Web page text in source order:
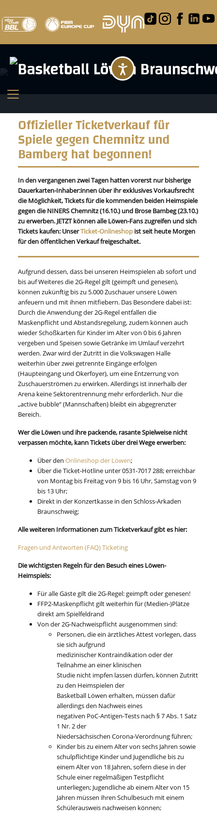
Offizieller Ticketverkauf für
Spiele gegen Chemnitz und
Bamberg hat begonnen!
In den vergangenen zwei Tagen hatten vorerst nur bisherige
Dauerkarten-Inhaber:innen über ihr exklusives Vorkaufsrecht
die Möglichkeit, Tickets für die kommenden beiden Heimspiele
gegen die NINERS Chemnitz (16.10.) und Brose Bambeg (23.10.)
zu erwerben. JETZT können alle Löwen-Fans zugreifen und sich
Tickets kaufen: UnserTicket-Onlineshop ist seit heute Morgen
für den öffentlichen Verkauf freigeschaltet.
Aufgrund dessen, dass bei unseren Heimspielen ab sofort und
bis auf Weiteres die 2G-Regel gilt (geimpft und genesen),
können zukünftig bis zu 5.000 Zuschauer unsere Löwen
anfeuern und mit ihnen mitfiebern. Das Besondere dabei ist:
Durch die Anwendung der 2G-Regel entfallen die
Maskenpflicht und Abstandsregelung, zudem können auch
wieder Schoßkarten für Kinder im Alter von 0 bis 6 Jahren
vergeben und Speisen sowie Getränke im Umlauf verzehrt
werden. Zwar wird der Zutritt in die Volkswagen Halle
weiterhin über zwei getrennte Eingänge erfolgen
(Haupteingang und Okerfoyer), um eine Entzerrung von
Zuschauerströmen zu erwirken. Allerdings ist innerhalb der
Arena keine Sektorentrennung mehr erforderlich. Nur die
„active bubble“ (Mannschaften) bleibt ein abgegrenzter
Bereich.
Wer die Löwen und ihre packende, rasante Spielweise nicht
verpassen möchte, kann Tickets über dreiWege erwerben:
Über denOnlineshop der Löwen;
Über die Ticket-Hotline unter 0531-7017 288; erreichbar
von Montag bis Freitag von 9 bis 16 Uhr, Samstag von 9
bis 13 Uhr;
Direkt in der Konzertkasse in den Schloss-Arkaden
Braunschweig;
Alle weiteren Informationen zum Ticketverkauf gibt es hier:
Fragen und Antworten (FAQ) Ticketing
Die wichtigsten Regeln für den Besuch eines Löwen-
Heimspiels:
Für alle Gäste gilt die 2G-Regel: geimpft oder genesen!
FFP2-Maskenpflicht gilt weiterhin für (Medien-)Plätze
direkt am Spielfeldrand
Von der 2G-Nachweispflicht ausgenommen sind:
Personen, die ein ärztliches Attest vorlegen, dass
sie sich aufgrund
medizinischer Kontraindikation oder der
Teilnahme an einer klinischen
Studie nicht impfen lassen dürfen, können Zutritt
zu den Heimspielen der
Basketball Löwen erhalten, müssen dafür
allerdings den Nachweis eines
negativen PoC-Antigen-Tests nach § 7 Abs. 1 Satz
1 Nr. 2 der
Niedersächsischen Corona-Verordnung führen;
Kinder bis zu einem Alter von sechs Jahren sowie
schulpflichtige Kinder und Jugendliche bis zu
einem Alter von 18 Jahren, sofern diese in der
Schule einer regelmäßigen Testpflicht
unterliegen; Jugendliche ab einem Alter von 15
Jahren müssen ihren Schulbesuch mit einem
Schülerausweis nachweisen können;